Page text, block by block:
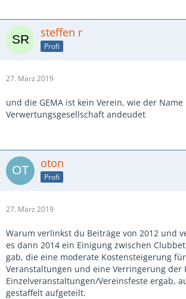
steffen r
Profi
27. März 2019
und die GEMA ist kein Verein, wie der Name
Verwertungsgesellschaft andeudet
oton
Profi
27. März 2019
Warum verlinkst du Beiträge von 2012 und
es dann 2014 ein Einigung zwischen
gab, die eine moderate Kostensteigerung
Veranstaltungen und eine Verringerung der
Einzelveranstaltungen/Vereinsfeste ergab,
gestaffelt aufgeteilt.